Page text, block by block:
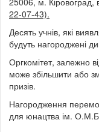
22‑07‑43).
Десять учнів, які
будуть нагороджені
Оргкомітет, залежно
може збільшити або
призів.
Нагородження
для юнацтва ім.